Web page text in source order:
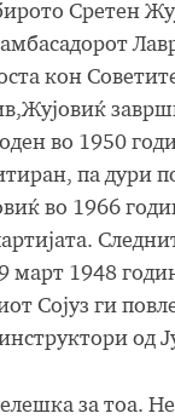
Сретен
кон
во 1950
па дури
во 1966
март 1948
Сојуз ги
од
за тоа.